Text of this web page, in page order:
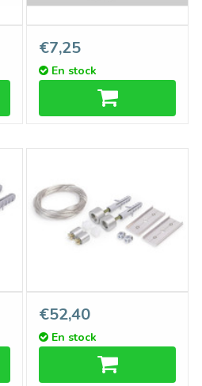
Couvercle en aluminium
pour les profils arrière EVO
1m-2m
€7,25
En stock
Système de suspension par
câble d'acier avec passage
€52,40
En stock